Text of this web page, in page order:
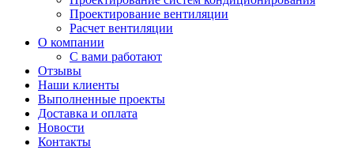
Проектирование вентиляции
Расчет вентиляции
О компании
С вами работают
Отзывы
Наши клиенты
Выполненные проекты
Доставка и оплата
Новости
Контакты